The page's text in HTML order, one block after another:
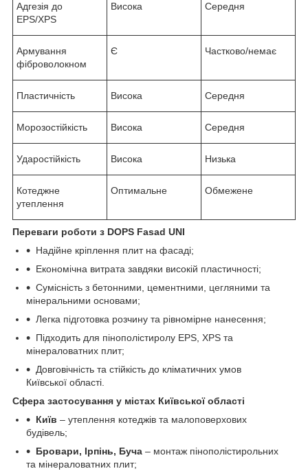
Адгезія до
EPS/XPS
Висока Середня
Армування
фіброволокном
Є Частково/немає
Пластичність Висока Середня
Морозостійкість Висока Середня
Ударостійкість Висока Низька
Котеджне
утеплення
Оптимальне Обмежене
Переваги роботи з DOPS Fasad UNI
Надійне кріплення плит на фасаді;
Економічна витрата завдяки високій пластичності;
Сумісність з бетонними, цементними, цегляними та
мінеральними основами;
Легка підготовка розчину та рівномірне нанесення;
Підходить для пінополістиролу EPS, XPS та
мінераловатних плит;
Довговічність та стійкість до кліматичних умов
Київської області.
Сфера застосування у містах Київської області
Київ – утеплення котеджів та малоповерхових
будівель;
Бровари, Ірпінь, Буча – монтаж пінополістирольних
та мінераловатних плит;